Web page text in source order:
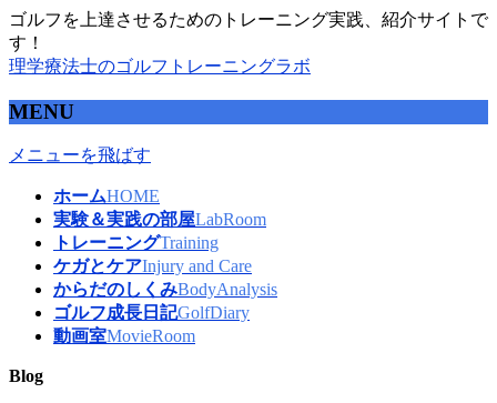
ゴルフを上達させるためのトレーニング実践、紹介サイトで
す！
理学療法士のゴルフトレーニングラボ
MENU
メニューを飛ばす
ホームHOME
実験＆実践の部屋LabRoom
トレーニングTraining
ケガとケアInjury and Care
からだのしくみBodyAnalysis
ゴルフ成長日記GolfDiary
動画室MovieRoom
Blog